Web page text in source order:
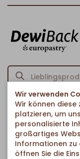
Startseite Brote &
Vollkornbrote
Zurück zur
Wir verwenden
Wir können
platzieren, um
personalisierte
großartiges
Informationen zu
öffnen Sie die